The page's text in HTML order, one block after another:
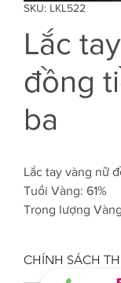
SKU: LKL522
Lắc
đồng
ba
Lắc tay vàng nữ
Tuổi Vàng: 61%
Trọng lượng
CHÍNH SÁCH